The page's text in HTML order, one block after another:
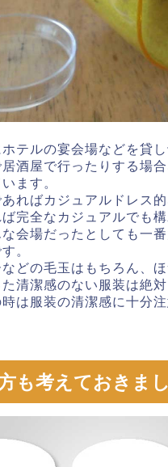
テルの宴会場などを貸
酒屋で行ったりする場
ます。
ればカジュアルドレス
完全なカジュアルでも構
会場だったとしても一番
。
どの毛玉はもちろん、
清潔感のない服装は絶
は服装の清潔感に十分
も考えておきま